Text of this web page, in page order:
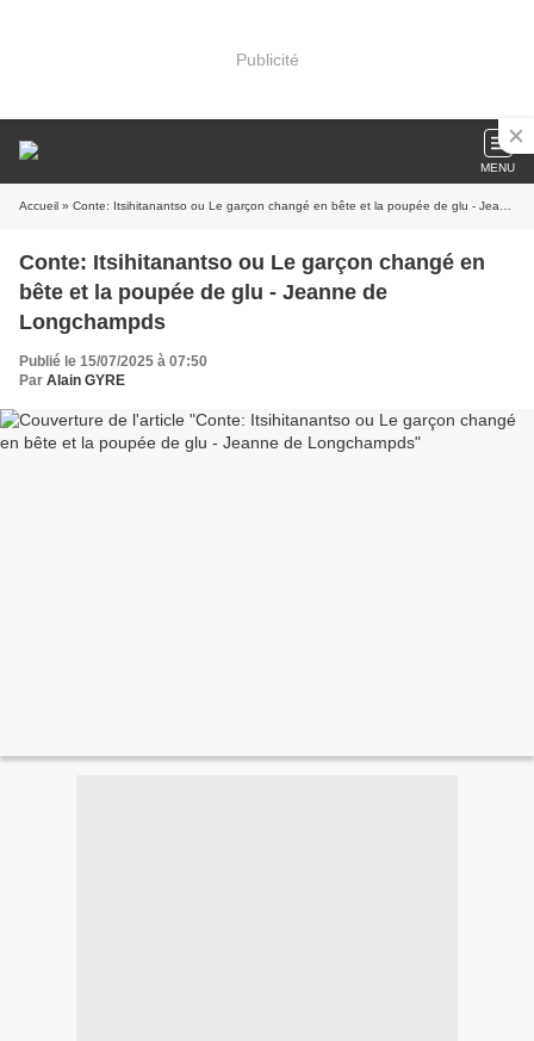
Publicité
MENU
Accueil » Conte: Itsihitanantso ou Le garçon changé en bête et la poupée de glu - Jeanne de Longchampds
Conte: Itsihitanantso ou Le garçon changé en
bête et la poupée de glu - Jeanne de
Longchampds
Publié le 15/07/2025 à 07:50
Par Alain GYRE